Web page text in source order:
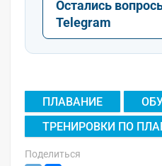
Остались
Telegram
ПЛАВАНИЕ
ТРЕНИРОВКИ ПО
Поделиться